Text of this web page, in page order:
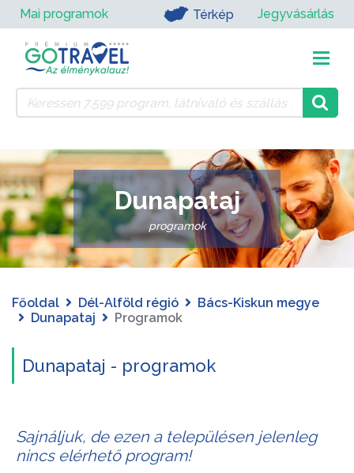
Mai programok Térkép Jegyvásárlás
Dunapataj
programok
Főoldal Dél-Alföld régió
Bács-Kiskun megye
Dunapataj
Programok
Dunapataj - programok
Sajnáljuk, de ezen a településen jelenleg
nincs elérhető program!